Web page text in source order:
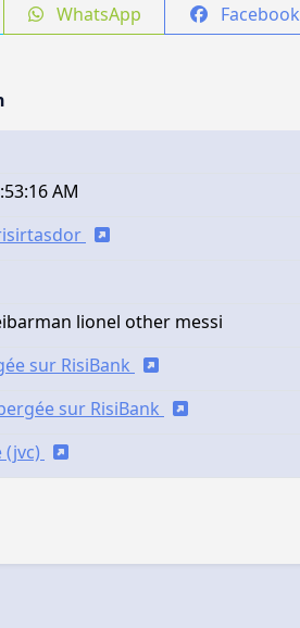
WhatsApp Facebook
AM
lionel other messi
sur RisiBank
sur RisiBank
(jvc)